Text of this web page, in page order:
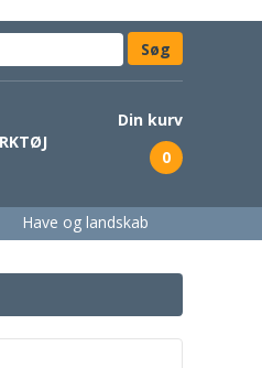
Din kurv
0
Have og landskab